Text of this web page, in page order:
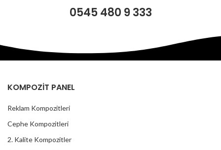
0545 480 9 333
KOMPOZİT PANEL
Reklam Kompozitleri
Cephe Kompozitleri
2. Kalite Kompozitler